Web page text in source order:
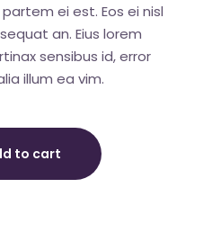
ei est. Eos ei nisl
an. Eius lorem
sensibus id, error
illum ea vim.
to cart